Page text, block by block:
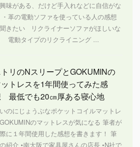
味がある、だけど手入れなどに自信がな
・革の電動ソファを使っている人の感想
きたい リクライナーソファがほしいな
電動タイプのリクライニング ...
リのNスリープとGOKUMINの
トレスを1年間使ってみた感
最低でも20㎝厚ある寝心地
のにじょうぶなポケットコイルマットレ
のマットレスが気になる 筆者が
に１年間使用した感想を書きます！ 筆
紹介 •南大阪で家具屋さんの店長 •N社で